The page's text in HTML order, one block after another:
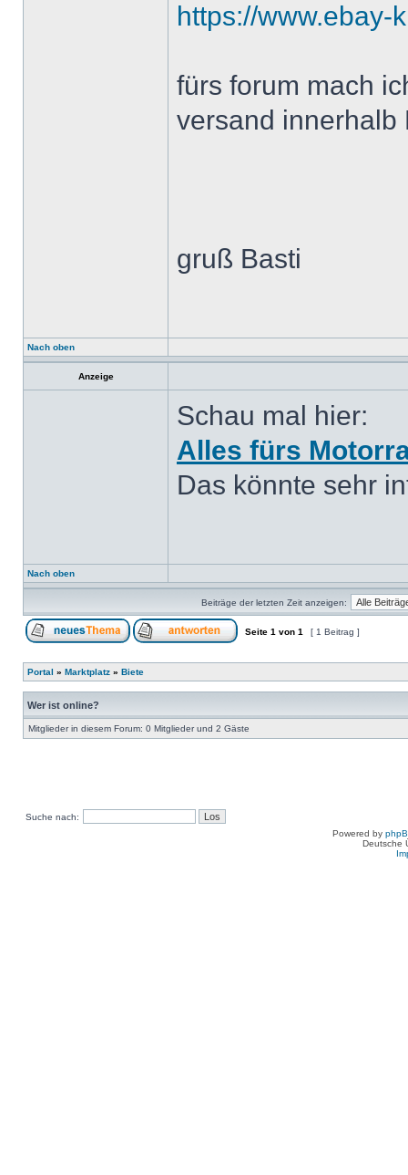
https://www.ebay-
fürs forum mach
versand innerhalb
gruß Basti
Nach oben
Anzeige
Schau mal hier:
Alles fürs
Das könnte sehr
Nach oben
Beiträge der letzten Zeit anzeigen:
Seite 1 von 1 [ 1 Beitrag ]
Portal » Marktplatz » Biete
Wer ist online?
Mitglieder in diesem Forum: 0 Mitglieder und 2 Gäste
Suche nach:
Powered by
Deutsche